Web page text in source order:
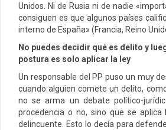
Unidos. Ni de Rusia ni de nadie
consiguen es que algunos países
interno de España» (Francia, Reino
No puedes decidir qué es delito y
postura es solo aplicar la ley
Un responsable del PP puso un muy
cuando alguien comete un delito,
no se arma un debate político-
procedencia o no, sino que se aplica
delincuente. Esto lo decía para